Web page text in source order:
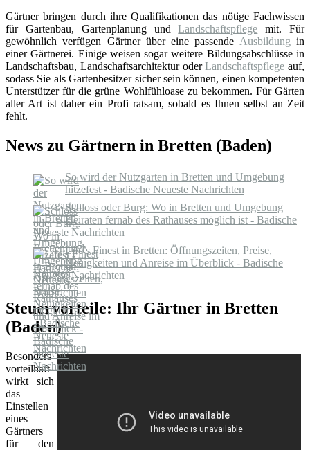
Gärtner bringen durch ihre Qualifikationen das nötige Fachwissen
für Gartenbau, Gartenplanung undLandschaftspflege mit. Für
gewöhnlich verfügen Gärtner über eine passende Ausbildung in
einer Gärtnerei. Einige weisen sogar weitere Bildungsabschlüsse in
Landschaftsbau, Landschaftsarchitektur oderLandschaftspflege auf,
sodass Sie als Gartenbesitzer sicher sein können, einen kompetenten
Unterstützer für die grüne Wohlfühloase zu bekommen. Für Gärten
aller Art ist daher ein Profi ratsam, sobald es Ihnen selbst an Zeit
fehlt.
News zu Gärtnern in Bretten (Baden)
So wird der Nutzgarten in Bretten und Umgebung
hitzefest - Badische Neueste Nachrichten
Schloss oder Burg: Wo in Bretten und Umgebung
Heiraten fernab des Rathauses möglich ist - Badische
Neueste Nachrichten
Life’s Finest in Bretten: Öffnungszeiten, Preise,
Neuigkeiten und Anreise im Überblick - Badische
Neueste Nachrichten
Steuervorteile: Ihr Gärtner in Bretten
(Baden)
Besonders
vorteilhaft
wirkt sich
das
Einstellen
eines
Gärtners
für den